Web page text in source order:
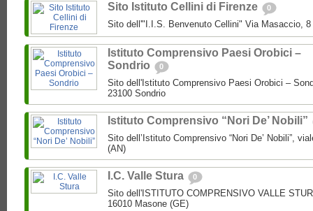
Sito Istituto Cellini di Firenze 0
Sito dell'"I.I.S. Benvenuto Cellini" Via Masaccio, 8
Istituto Comprensivo Paesi Orobici –
Sondrio
0
Sito dell'Istituto Comprensivo Paesi Orobici –
23100 Sondrio
Istituto Comprensivo “Nori De’ Nobili”
Sito dell’Istituto Comprensivo “Nori De’ Nobili”,
(AN)
I.C. Valle Stura 0
Sito dell'ISTITUTO COMPRENSIVO VALLE
16010 Masone (GE)